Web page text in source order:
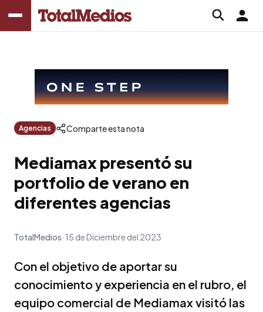
Agencias Comparte esta nota
Mediamax presentó su
portfolio de verano en
diferentes agencias
TotalMedios 15 de Diciembre del 2023
Con el objetivo de aportar su
conocimiento y experiencia en el rubro, el
equipo comercial de Mediamax visitó las